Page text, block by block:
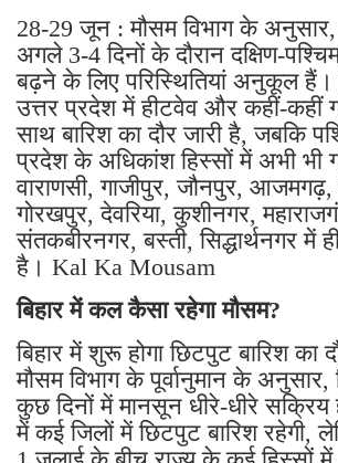
28-29 जून : मौसम विभाग के
अगले 3-4 दिनों के दौरान दक्षिण-
बढ़ने के लिए परिस्थितियां अनुकूल हैं।
उत्तर प्रदेश में हीटवेव और कहीं-
साथ बारिश का दौर जारी है, जबकि
प्रदेश के अधिकांश हिस्सों में अभी भी
वाराणसी, गाजीपुर, जौनपुर,
गोरखपुर, देवरिया, कुशीनगर,
संतकबीरनगर, बस्ती, सिद्धार्थनगर में
है। Kal Ka Mousam
बिहार में कल कैसा रहेगा मौसम?
बिहार में शुरू होगा छिटपुट बारिश का
मौसम विभाग के पूर्वानुमान के
कुछ दिनों में मानसून धीरे-धीरे
में कई जिलों में छिटपुट बारिश रहेगी,